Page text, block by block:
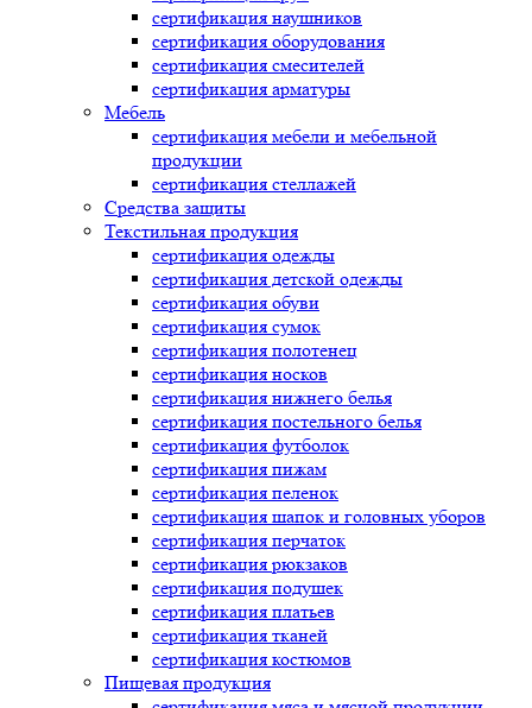
сертификация наушников
сертификация оборудования
сертификация смесителей
сертификация арматуры
Мебель
сертификация мебели и мебельной
продукции
сертификация стеллажей
Средства защиты
Текстильная продукция
сертификация одежды
сертификация детской одежды
сертификация обуви
сертификация сумок
сертификация полотенец
сертификация носков
сертификация нижнего белья
сертификация постельного белья
сертификация футболок
сертификация пижам
сертификация пеленок
сертификация шапок и головных уборов
сертификация перчаток
сертификация рюкзаков
сертификация подушек
сертификация платьев
сертификация тканей
сертификация костюмов
Пищевая продукция